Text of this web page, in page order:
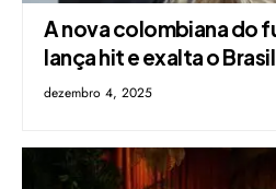
A nova colombiana do
lança hit e exalta o Brasil
dezembro 4, 2025